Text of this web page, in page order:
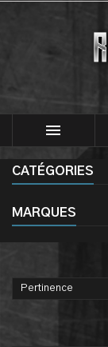

CATÉGORIES
MARQUES
Pertinence